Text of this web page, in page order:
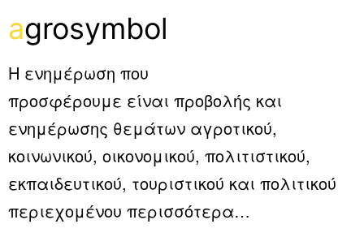
agrosymbol
Η ενημέρωση που
προσφέρουμε είναι προβολής και
ενημέρωσης θεμάτων αγροτικού,
κοινωνικού, οικονομικού, πολιτιστικού,
εκπαιδευτικού, τουριστικού και πολιτικού
περιεχομένου περισσότερα…